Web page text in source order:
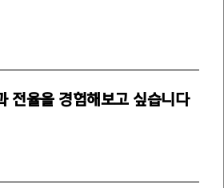
전율을 경험해보고 싶습니다